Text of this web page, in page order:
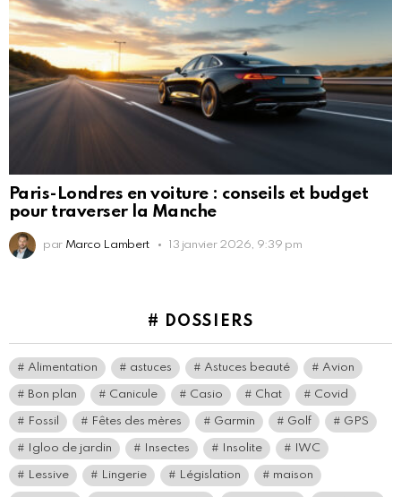
Paris-Londres en voiture : conseils et budget
pour traverser la Manche
par Marco Lambert 13 janvier 2026, 9:39 pm
# DOSSIERS
Alimentation astuces Astuces beauté Avion
Bon plan Canicule Casio Chat Covid
Fossil Fêtes des mères Garmin Golf GPS
Igloo de jardin Insectes Insolite IWC
Lessive Lingerie Législation maison